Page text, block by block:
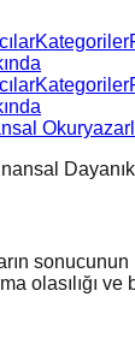
Kategoriler
Kategoriler
sonucunun
olasılığı ve